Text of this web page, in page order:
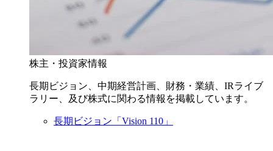
株主・投資家情報
長期ビジョン、中期経営計画、財務・業績、IRライブ
ラリー、及び株式に関わる情報を掲載しています。
長期ビジョン「Vision 110」